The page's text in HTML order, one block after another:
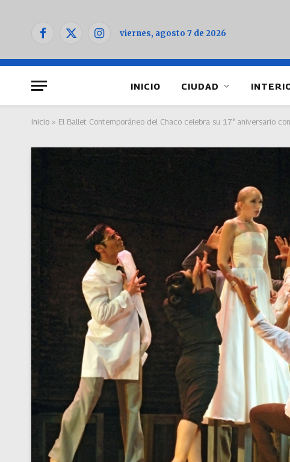
Facebook
X
Instagramviernes, agosto 7 de 2026
INICIO CIUDAD
Inicio » El Ballet Contemporáneo del Chaco celebra su 17° aniversario